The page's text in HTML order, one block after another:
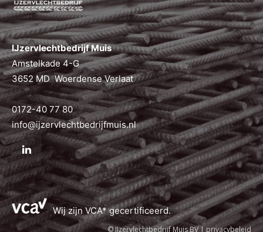
IJzervlechtbedrijf Muis
Amstelkade 4-G
3652 MD Woerdense Verlaat
0172-40 77 80
info@ijzervlechtbedrijfmuis.nl
Wij zijn VCA* gecertificeerd.
© IJzervlechtbedrijf Muis BV | privacybeleid